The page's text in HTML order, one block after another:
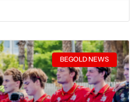
BEGOLD NEWS